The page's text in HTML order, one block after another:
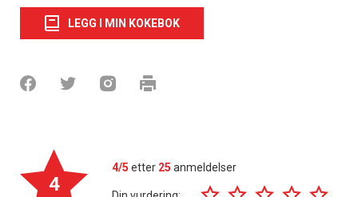
LEGG I MIN KOKEBOK
4
4/5 etter 25 anmeldelser